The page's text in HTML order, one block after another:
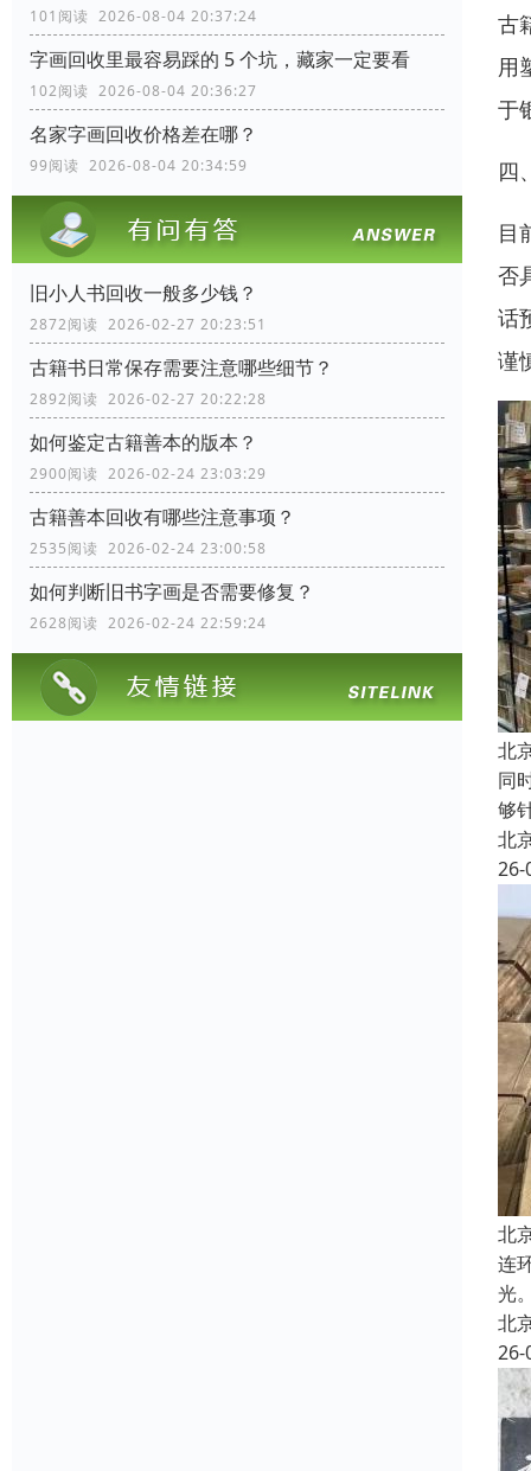
101阅读 2026-08-04 20:37:24
字画回收里最容易踩的 5 个坑，藏家一定要看
102阅读 2026-08-04 20:36:27
名家字画回收价格差在哪？
99阅读 2026-08-04 20:34:59
旧小人书回收一般多少钱？
2872阅读 2026-02-27 20:23:51
古籍书日常保存需要注意哪些细节？
2892阅读 2026-02-27 20:22:28
如何鉴定古籍善本的版本？
2900阅读 2026-02-24 23:03:29
古籍善本回收有哪些注意事项？
2535阅读 2026-02-24 23:00:58
如何判断旧书字画是否需要修复？
2628阅读 2026-02-24 22:59:24
古
用
于
四
目
否
话
谨
北
同
够
北
26-
北
连
光
北
26-